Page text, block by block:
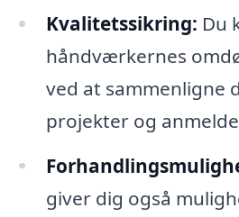
Kvalitetssikring: Du
håndværkernes
ved at sammenligne
projekter og
giver dig også